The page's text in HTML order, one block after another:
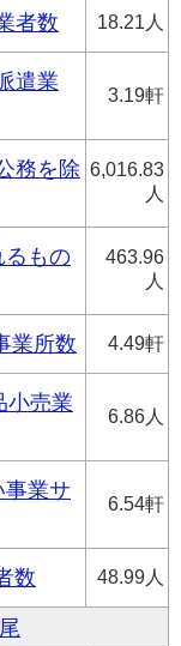
者数 18.21人
遣業
3.19軒
務を除 6,016.83
人
るもの
463.96
人
業所数 4.49軒
小売業
6.86人
業サ
6.54軒
数 48.99人